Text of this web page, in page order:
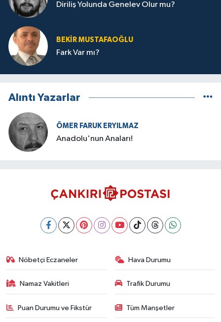
Diriliş Yolunda Genelev Olur mu?
BEKIR MUSTAFAOĞLU
Fark Var mı?
Alıntı Yazarlar
ÖMER FARUK ERYILMAZ
Anadolu'nun Anaları!
Nöbetçi Eczaneler Hava Durumu
Namaz Vakitleri Trafik Durumu
Puan Durumu ve Fikstür Tüm Manşetler